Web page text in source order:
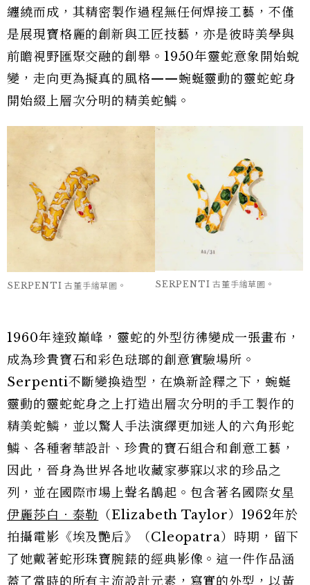
纏繞而成，其精密製作過程無任何焊接工藝，不僅
是展現寶格麗的創新與工匠技藝，亦是彼時美學與
前瞻視野匯聚交融的創舉。1950年靈蛇意象開始蛻
變，走向更為擬真的風格——蜿蜒靈動的靈蛇蛇身
開始綴上層次分明的精美蛇鱗。
SERPENTI 古董手繪草圖。 SERPENTI 古董手繪草圖。
1960年達致巔峰，靈蛇的外型彷彿變成一張畫布，
成為珍貴寶石和彩色琺瑯的創意實驗場所。
Serpenti不斷變換造型，在煥新詮釋之下，蜿蜒
靈動的靈蛇蛇身之上打造出層次分明的手工製作的
精美蛇鱗，並以驚人手法演繹更加迷人的六角形蛇
鱗、各種奢華設計、珍貴的寶石組合和創意工藝，
因此，晉身為世界各地收藏家夢寐以求的珍品之
列，並在國際市場上聲名鵲起。包含著名國際女星
伊麗莎白．泰勒 （Elizabeth Taylor）1962年於
拍攝電影《埃及艷后》（Cleopatra）時期，留下
了她戴著蛇形珠寶腕錶的經典影像。這一件作品涵
蓋了當時的所有主流設計元素，寫實的外型，以黃